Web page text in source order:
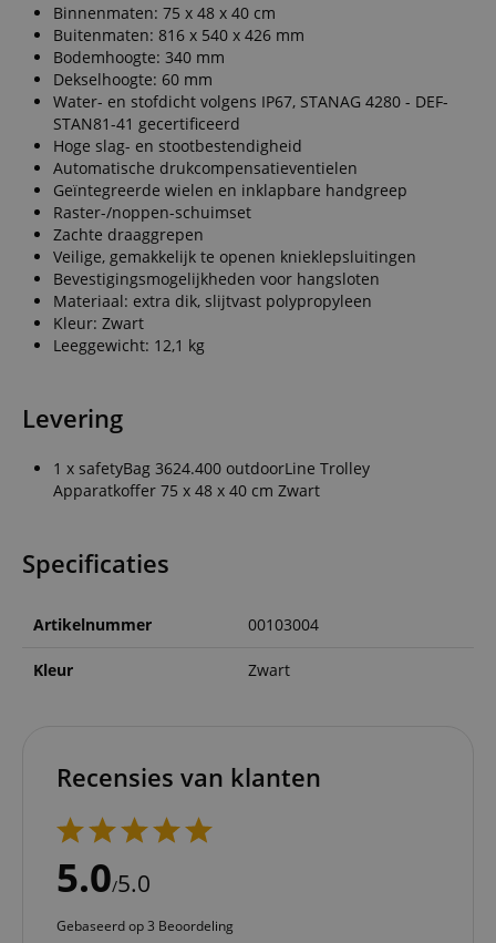
Binnenmaten: 75 x 48 x 40 cm
Buitenmaten: 816 x 540 x 426 mm
Bodemhoogte: 340 mm
Dekselhoogte: 60 mm
Water- en stofdicht volgens IP67, STANAG 4280 - DEF-
STAN81-41 gecertificeerd
Hoge slag- en stootbestendigheid
Automatische drukcompensatieventielen
Geïntegreerde wielen en inklapbare handgreep
Raster-/noppen-schuimset
Zachte draaggrepen
Veilige, gemakkelijk te openen knieklepsluitingen
Bevestigingsmogelijkheden voor hangsloten
Materiaal: extra dik, slijtvast polypropyleen
Kleur: Zwart
Leeggewicht: 12,1 kg
Levering
1 x safetyBag 3624.400 outdoorLine Trolley
Apparatkoffer 75 x 48 x 40 cm Zwart
Specificaties
Artikelnummer 00103004
Kleur Zwart
Recensies van klanten
5.0/5.0
Gebaseerd op 3 Beoordeling